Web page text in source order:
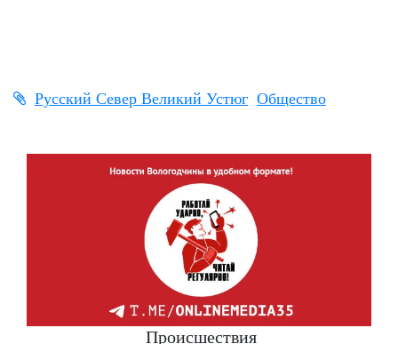
Русский Север Великий Устюг Общество
Происшествия